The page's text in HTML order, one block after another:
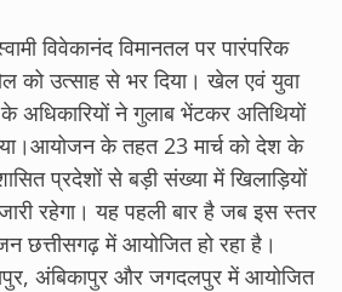
विवेकानंद विमानतल पर पारंपरिक
को उत्साह से भर दिया। खेल एवं युवा
अधिकारियों ने गुलाब भेंटकर अतिथियों
के तहत 23 मार्च को देश के
प्रदेशों से बड़ी संख्या में खिलाड़ियों
रहेगा। यह पहली बार है जब इस स्तर
छत्तीसगढ़ में आयोजित हो रहा है।
अंबिकापुर और जगदलपुर में आयोजित